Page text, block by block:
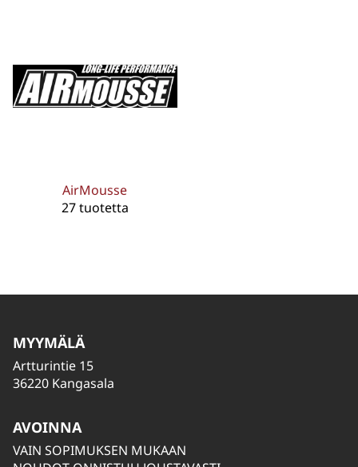
AirMousse
27 tuotetta
MYYMÄLÄ
Artturintie 15
36220 Kangasala
AVOINNA
VAIN SOPIMUKSEN MUKAAN